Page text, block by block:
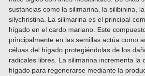
sustancias como la silimarina, la silibinina,
silychristina. La silimarina es el principal
hígado en el cardo mariano. Este
principalmente en las semillas actúa como
céluas del hígado protegiéndolas de los
radicales libres. La silimarina incrementa la
hígado para regenerarse mediante la